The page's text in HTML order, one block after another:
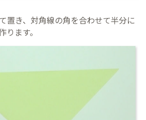
置き、対角線の角を合わせて半分に
ります。